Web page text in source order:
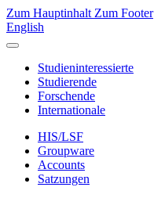
Zum Hauptinhalt Zum Footer
English
Studieninteressierte
Studierende
Forschende
Internationale
HIS/LSF
Groupware
Accounts
Satzungen